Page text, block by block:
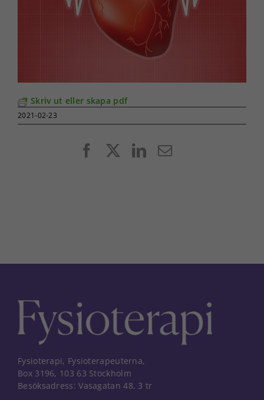
Skriv ut eller skapa pdf
2021-02-23
FacebookLinkedIn
E-
Fysioterapi, Fysioterapeuterna,
Box 3196, 103 63 Stockholm
Besöksadress: Vasagatan 48, 3 tr